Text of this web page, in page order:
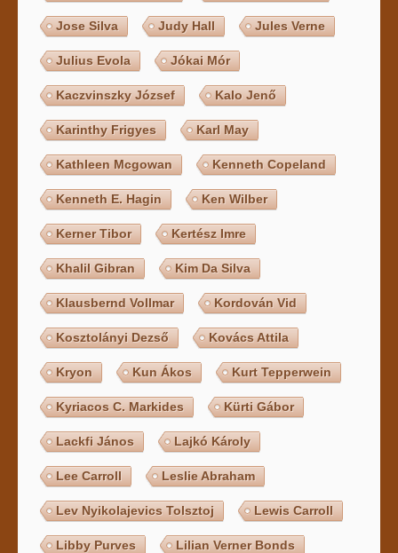
Jose Silva Judy Hall Jules Verne
Julius Evola Jókai Mór
Kaczvinszky József Kalo Jenő
Karinthy Frigyes Karl May
Kathleen Mcgowan Kenneth Copeland
Kenneth E. Hagin Ken Wilber
Kerner Tibor Kertész Imre
Khalil Gibran Kim Da Silva
Klausbernd Vollmar Kordován Vid
Kosztolányi Dezső Kovács Attila
Kryon Kun Ákos Kurt Tepperwein
Kyriacos C. Markides Kürti Gábor
Lackfi János Lajkó Károly
Lee Carroll Leslie Abraham
Lev Nyikolajevics Tolsztoj Lewis Carroll
Libby Purves Lilian Verner Bonds